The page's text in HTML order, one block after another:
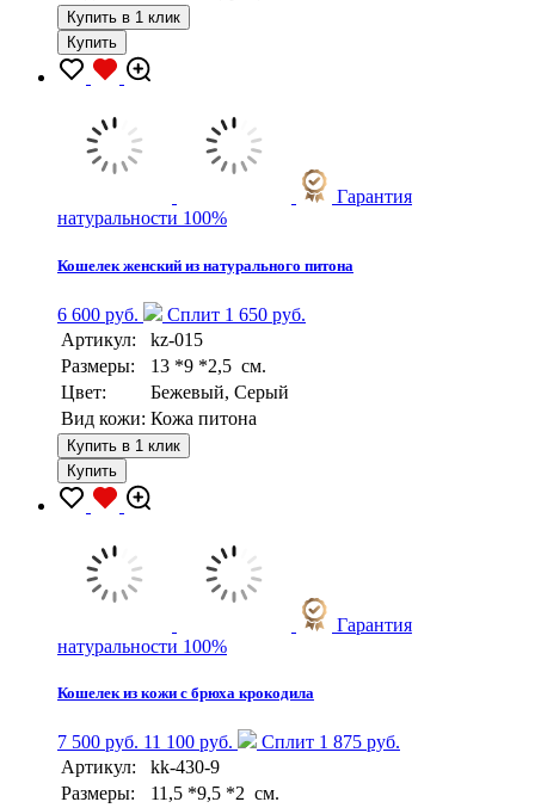
Купить в 1 клик
Купить
Гарантия
натуральности 100%
Кошелек женский из натурального питона
6 600 руб.
Сплит 1 650 руб.
Артикул:
kz-015
Размеры:
13 *9 *2,5 см.
Цвет:
Бежевый, Серый
Вид кожи: Кожа питона
Купить в 1 клик
Купить
Гарантия
натуральности 100%
Кошелек из кожи с брюха крокодила
7 500 руб. 11 100 руб.
Сплит 1 875 руб.
Артикул:
kk-430-9
Размеры:
11,5 *9,5 *2 см.